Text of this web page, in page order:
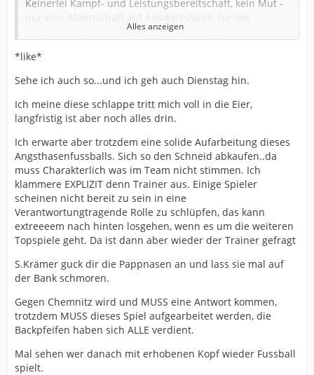
Keinerlei Kampf- und Leistungsbereitschaft, kein Mut -
Anderen war´s ein Derby, für unsere ... ? ... ja, was nur?
Salger, Hübener, Jerat superschwach, Agyeman (der
wird eingewechselt, ebenso Rahn.
spielen UND kämpfen können und ein Riese, der
wenigstens kämpft wie sonstwas.
Verstehen tue ich das nicht, obwohl Stefan Krämer
anscheinend der Einzige war, der wusste, dass das ein
Derby gegen Mnstr ist.
Dem Ganzen die Krone setzt aber die Tatsache auf, dass
diese Nicht-Leistung auch noch live übertragen wurde!
Wer sich demnächst fragt, warum "nur so wenige
Zuschauer" kommen, sollte sich das Spiel von heute auf
Minuten lang ...
Und trotzdem bin ich Dienstag wieder da ...
Alles anzeigen
*like*
Sehe ich auch so...und ich geh auch Dienstag hin.
Ich meine diese schlappe tritt mich voll in die Eier,
langfristig ist aber noch alles drin.
Ich erwarte aber trotzdem eine solide Aufarbeitung dieses
Angsthasenfussballs. Sich so den Schneid abkaufen..da
muss Charakterlich was im Team nicht stimmen. Ich
klammere EXPLIZIT denn Trainer aus. Einige Spieler
scheinen nicht bereit zu sein in eine
Verantwortungtragende Rolle zu schlüpfen, das kann
extreeeem nach hinten losgehen, wenn es um die weiteren
Topspiele geht. Da ist dann aber wieder der Trainer gefragt
S.Krämer guck dir die Pappnasen an und lass sie mal auf
der Bank schmoren.
Gegen Chemnitz wird und MUSS eine Antwort kommen,
trotzdem MUSS dieses Spiel aufgearbeitet werden, die
Backpfeifen haben sich ALLE verdient.
Mal sehen wer danach mit erhobenen Kopf wieder Fussball
spielt.